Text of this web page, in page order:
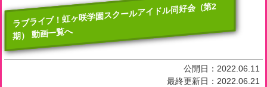
ラブライブ！虹ヶ咲学園スクールアイドル同好会（第2
期） 動画一覧へ
公開日： 2022.06.11
最終更新日： 2022.06.21